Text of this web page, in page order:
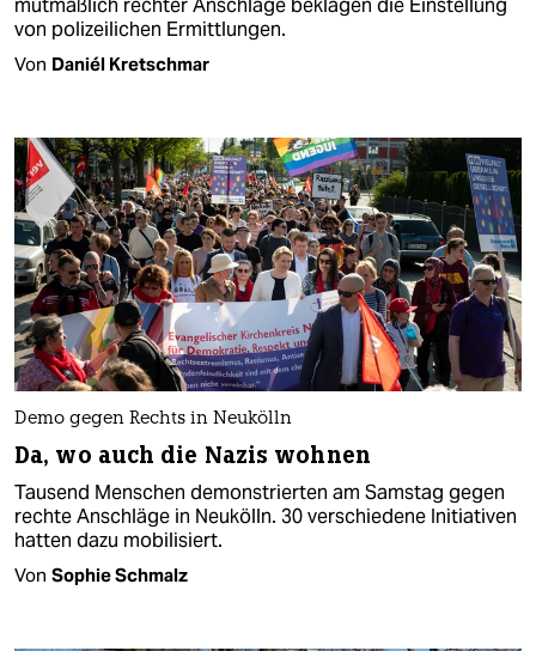
von polizeilichen Ermittlungen.
Von Daniél Kretschmar
Demo gegen Rechts in Neukölln
Da, wo auch die Nazis wohnen
Tausend Menschen demonstrierten am Samstag gegen
rechte Anschläge in Neukölln. 30 verschiedene Initiativen
hatten dazu mobilisiert.
Von Sophie Schmalz